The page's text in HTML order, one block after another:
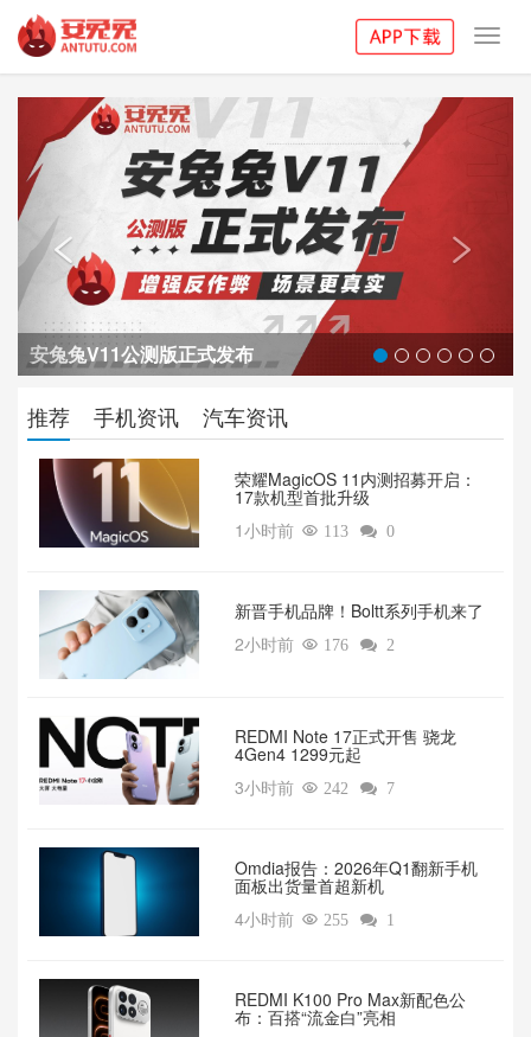
安兔兔V11公测版正式发布

Previous

推荐 手机资讯 汽车资讯
荣耀MagicOS 11内测招募开启：
17款机型首批升级
1小时前  113  0
新晋手机品牌！Boltt系列手机来了
2小时前  176  2
REDMI Note 17正式开售 骁龙
4Gen4 1299元起
3小时前  242  7
Omdia报告：2026年Q1翻新手机
面板出货量首超新机
4小时前  255  1
REDMI K100 Pro Max新配色公
布：百搭“流金白”亮相